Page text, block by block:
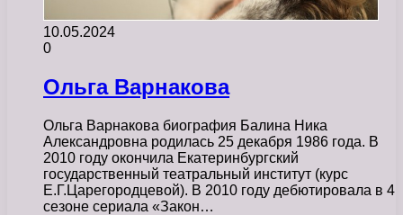
10.05.2024
0
Ольга Варнакова
Ольга Варнакова биография Балина Ника
Александровна родилась 25 декабря 1986 года. В
2010 году окончила Екатеринбургский
государственный театральный институт (курс
Е.Г.Царегородцевой). В 2010 году дебютировала в 4
сезоне сериала «Закон…